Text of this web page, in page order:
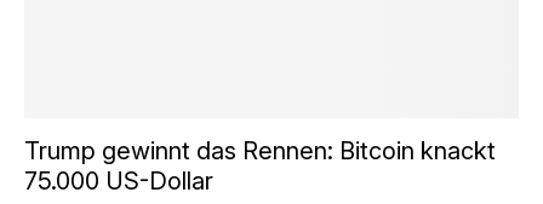
Trump gewinnt das Rennen: Bitcoin knackt
75.000 US-Dollar